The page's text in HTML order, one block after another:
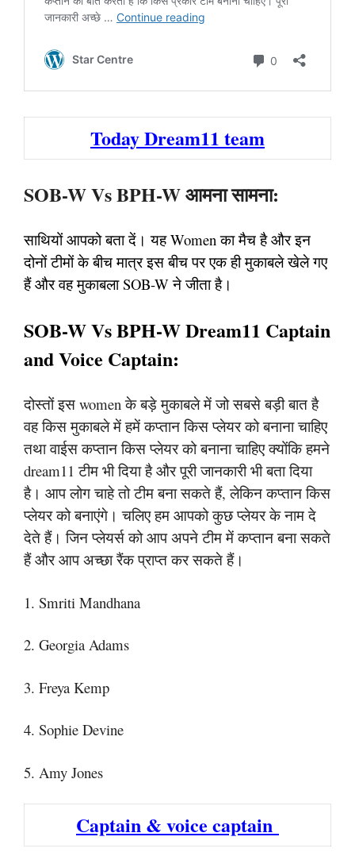
Today Dream11 team
SOB-W Vs BPH-W आमना सामना:
साथियों आपको बता दें। यह Women का मैच है और इन
दोनों टीमों के बीच मात्र इस बीच पर एक ही मुकाबले खेले गए
हैं और वह मुकाबला SOB-W ने जीता है।
SOB-W Vs BPH-W Dream11 Captain
and Voice Captain:
दोस्तों इस women के बड़े मुकाबले में जो सबसे बड़ी बात है
वह किस मुकाबले में हमें कप्तान किस प्लेयर को बनाना चाहिए
तथा वाईस कप्तान किस प्लेयर को बनाना चाहिए क्योंकि हमने
dream11 टीम भी दिया है और पूरी जानकारी भी बता दिया
है। आप लोग चाहे तो टीम बना सकते हैं, लेकिन कप्तान किस
प्लेयर को बनाएंगे। चलिए हम आपको कुछ प्लेयर के नाम दे
देते हैं। जिन प्लेयर्स को आप अपने टीम में कप्तान बना सकते
हैं और आप अच्छा रैंक प्राप्त कर सकते हैं।
1. Smriti Mandhana
2. Georgia Adams
3. Freya Kemp
4. Sophie Devine
5. Amy Jones
Captain & voice captain